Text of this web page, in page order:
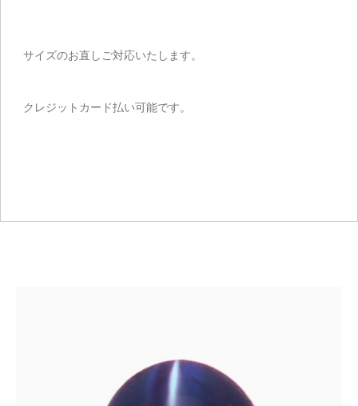
サイズのお直しご対応いたします。
クレジットカード払い可能です。